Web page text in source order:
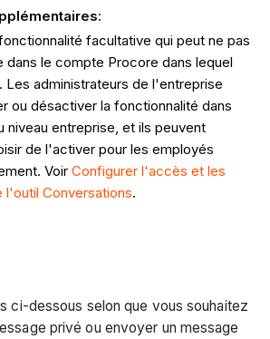
:
facultative qui peut ne pas
dans le compte Procore dans lequel
Les administrateurs de l'entreprise
ou désactiver la fonctionnalité dans
niveau entreprise, et ils peuvent
de l'activer pour les employés
VoirConfigurer l'accès et les
l'outil Conversations.
ci-dessous selon que vous souhaitez
privé ou envoyer un message